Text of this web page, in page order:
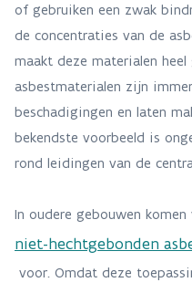
of gebruiken een zwak
de concentraties van de
maakt deze materialen
asbestmaterialen zijn
beschadigingen en laten
bekendste voorbeeld is
rond leidingen van de
In oudere gebouwen
niet-hechtgebonden
voor. Omdat deze